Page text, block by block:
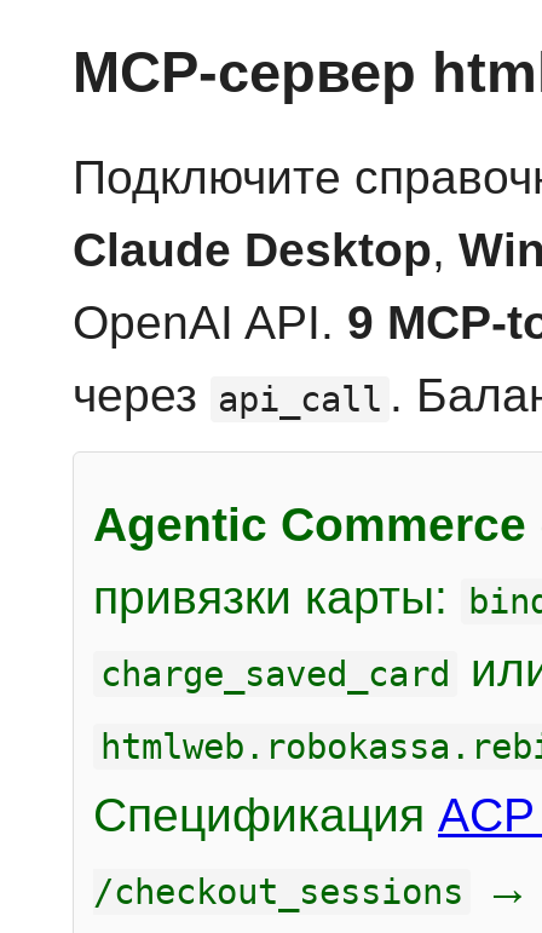
MCP-сервер
Подключите
Claude Desktop,
OpenAI API. 9 MCP-
через api_call .
Agentic Commerce
привязки карты:
charge_saved_card
Спецификация
/checkout_sessions